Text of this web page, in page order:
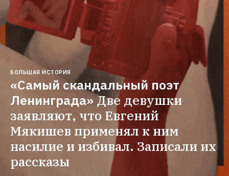
БОЛЬШАЯ ИСТОРИЯ
«Самый скандальный поэт
Ленинграда»Две девушки
заявляют, что Евгений
Мякишев применял к ним
насилие и избивал. Записали их
рассказы